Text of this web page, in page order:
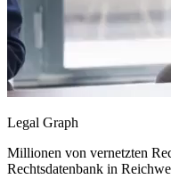
Legal Graph
Millionen von vernetzten
Rechtsdatenbank in